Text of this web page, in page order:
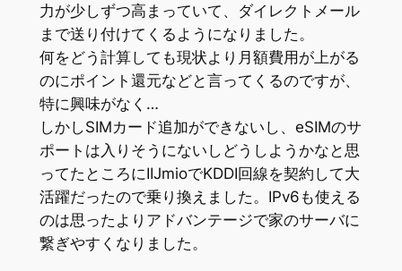
力が少しずつ高まっていて、ダイレクトメール
まで送り付けてくるようになりました。
何をどう計算しても現状より月額費用が上がる
のにポイント還元などと言ってくるのですが、
特に興味がなく…
しかしSIMカード追加ができないし、eSIMのサ
ポートは入りそうにないしどうしようかなと思
ってたところにIIJmioでKDDI回線を契約して大
活躍だったので乗り換えました。IPv6も使える
のは思ったよりアドバンテージで家のサーバに
繋ぎやすくなりました。